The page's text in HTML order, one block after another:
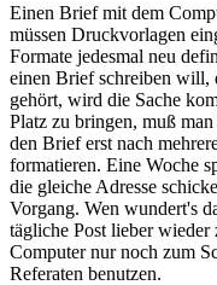
Einen Brief mit dem
müssen Druckvorlagen
Formate jedesmal neu
einen Brief schreiben will,
gehört, wird die Sache
Platz zu bringen, muß
den Brief erst nach
formatieren. Eine Woche
die gleiche Adresse
Vorgang. Wen wundert's
tägliche Post lieber wieder
Computer nur noch zum
Referaten benutzen.